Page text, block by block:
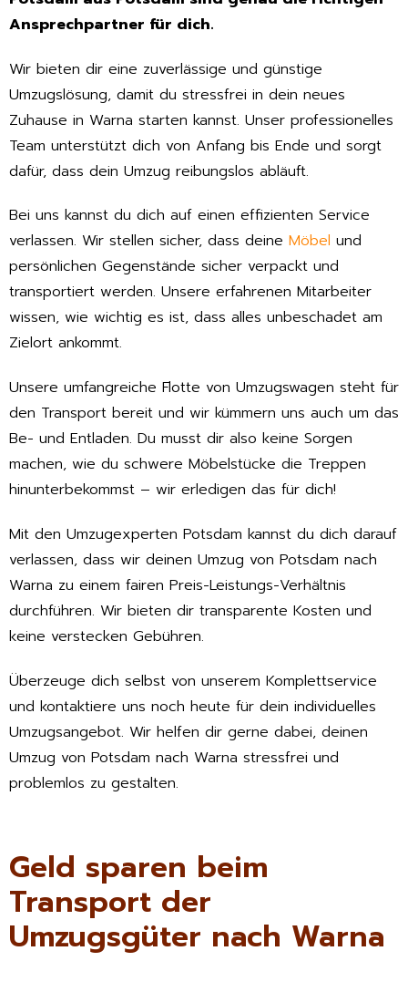
Ansprechpartner für dich.
Wir bieten dir eine zuverlässige und günstige
Umzugslösung, damit du stressfrei in dein neues
Zuhause in Warna starten kannst. Unser professionelles
Team unterstützt dich von Anfang bis Ende und sorgt
dafür, dass dein Umzug reibungslos abläuft.
Bei uns kannst du dich auf einen effizienten Service
verlassen. Wir stellen sicher, dass deine Möbel und
persönlichen Gegenstände sicher verpackt und
transportiert werden. Unsere erfahrenen Mitarbeiter
wissen, wie wichtig es ist, dass alles unbeschadet am
Zielort ankommt.
Unsere umfangreiche Flotte von Umzugswagen steht für
den Transport bereit und wir kümmern uns auch um das
Be- und Entladen. Du musst dir also keine Sorgen
machen, wie du schwere Möbelstücke die Treppen
hinunterbekommst – wir erledigen das für dich!
Mit den Umzugexperten Potsdam kannst du dich darauf
verlassen, dass wir deinen Umzug von Potsdam nach
Warna zu einem fairen Preis-Leistungs-Verhältnis
durchführen. Wir bieten dir transparente Kosten und
keine verstecken Gebühren.
Überzeuge dich selbst von unserem Komplettservice
und kontaktiere uns noch heute für dein individuelles
Umzugsangebot. Wir helfen dir gerne dabei, deinen
Umzug von Potsdam nach Warna stressfrei und
problemlos zu gestalten.
Geld sparen beim
Transport der
Umzugsgüter nach Warna